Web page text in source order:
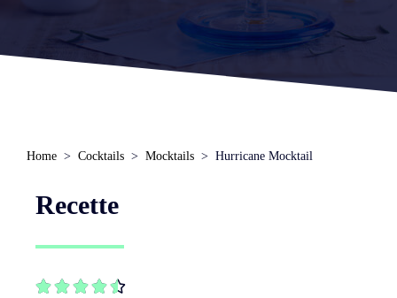
Home Cocktails Mocktails Hurricane Mocktail
Recette
